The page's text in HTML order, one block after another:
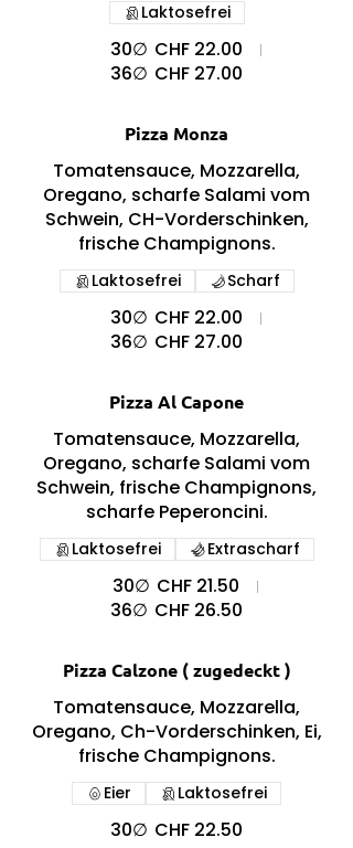
30∅ CHF 22.00
36∅ CHF 27.00
Laktosefrei
Pizza Monza
Tomatensauce, Mozzarella,
Oregano, scharfe Salami vom
Schwein, CH-Vorderschinken,
frische Champignons.
30∅ CHF 22.00
36∅ CHF 27.00
Laktosefrei Scharf
Pizza Al Capone
Tomatensauce, Mozzarella,
Oregano, scharfe Salami vom
Schwein, frische Champignons,
scharfe Peperoncini.
30∅ CHF 21.50
36∅ CHF 26.50
Laktosefrei Extrascharf
Pizza Calzone ( zugedeckt )
Tomatensauce, Mozzarella,
Oregano, Ch-Vorderschinken, Ei,
frische Champignons.
30∅ CHF 22.50
Eier Laktosefrei